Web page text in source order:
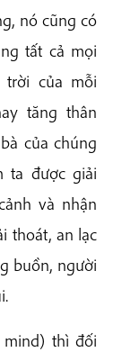
nó cũng có
tất cả mọi
trời của mỗi
tăng thân
của chúng
ta được giải
và nhận
thoát, an lạc
buồn, người
thì đối